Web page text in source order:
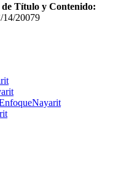
Título y Contenido:
14/20079